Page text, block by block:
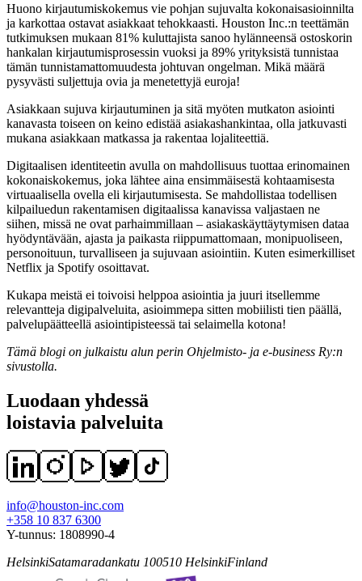
Huono kirjautumiskokemus vie pohjan sujuvalta kokonaisasioinnilta
ja karkottaa ostavat asiakkaat tehokkaasti. Houston Inc.:n teettämän
tutkimuksen mukaan 81% kuluttajista sanoo hylänneensä ostoskorin
hankalan kirjautumisprosessin vuoksi ja 89% yrityksistä tunnistaa
tämän tunnistamattomuudesta johtuvan ongelman. Mikä määrä
pysyvästi suljettuja ovia ja menetettyjä euroja!
Asiakkaan sujuva kirjautuminen ja sitä myöten mutkaton asiointi
kanavasta toiseen on keino edistää asiakashankintaa, olla jatkuvasti
mukana asiakkaan matkassa ja rakentaa lojaliteettiä.
Digitaalisen identiteetin avulla on mahdollisuus tuottaa erinomainen
kokonaiskokemus, joka lähtee aina ensimmäisestä kohtaamisesta
virtuaalisella ovella eli kirjautumisesta. Se mahdollistaa todellisen
kilpailuedun rakentamisen digitaalissa kanavissa valjastaen ne
siihen, missä ne ovat parhaimmillaan – asiakaskäyttäytymisen dataa
hyödyntävään, ajasta ja paikasta riippumattomaan, monipuoliseen,
personoituun, turvalliseen ja sujuvaan asiointiin. Kuten esimerkilliset
Netflix ja Spotify osoittavat.
Kukapa meistä ei toivoisi helppoa asiointia ja juuri itsellemme
relevantteja digipalveluita, asioimmepa sitten mobiilisti tien päällä,
palvelupäätteellä asiointipisteessä tai selaimella kotona!
Tämä blogi on julkaistu alun perin Ohjelmisto- ja e-business Ry:n
sivustolla.
Luodaan yhdessä
loistavia palveluita
info@houston-inc.com
+358 10 837 6300
Y-tunnus: 1808990-4
HelsinkiSatamaradankatu 100510 HelsinkiFinland